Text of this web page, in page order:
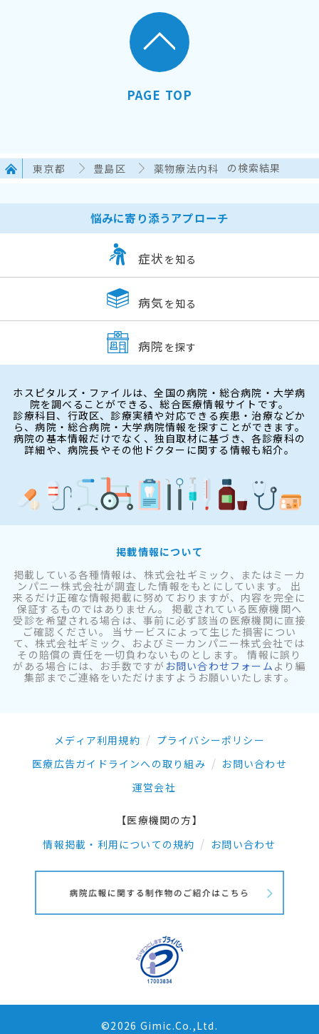
PAGE TOP
東京都 豊島区 薬物療法内科 の検索結果
悩みに寄り添うアプローチ
症状 を知る
病気 を知る
病院 を探す
ホスピタルズ・ファイルは、全国の病院・総合病院・大学病
院を調べることができる、総合医療情報サイトです。
診療科目、行政区、診療実績や対応できる疾患・治療などか
ら、病院・総合病院・大学病院情報を探すことができます。
病院の基本情報だけでなく、独自取材に基づき、各診療科の
詳細や、病院長やその他ドクターに関する情報も紹介。
掲載情報について
掲載している各種情報は、株式会社ギミック、またはミーカ
ンパニー株式会社が調査した情報をもとにしています。 出
来るだけ正確な情報掲載に努めておりますが、内容を完全に
保証するものではありません。 掲載されている医療機関へ
受診を希望される場合は、事前に必ず該当の医療機関に直接
ご確認ください。 当サービスによって生じた損害につい
て、株式会社ギミック、およびミーカンパニー株式会社では
その賠償の責任を一切負わないものとします。 情報に誤り
がある場合には、お手数ですが お問い合わせフォーム より編
集部までご連絡をいただけますようお願いいたします。
メディア利用規約
プライバシーポリシー
医療広告ガイドラインへの取り組み
お問い合わせ
運営会社
【医療機関の方】
情報掲載・利用についての規約
お問い合わせ
©2026 Gimic.Co.,Ltd.